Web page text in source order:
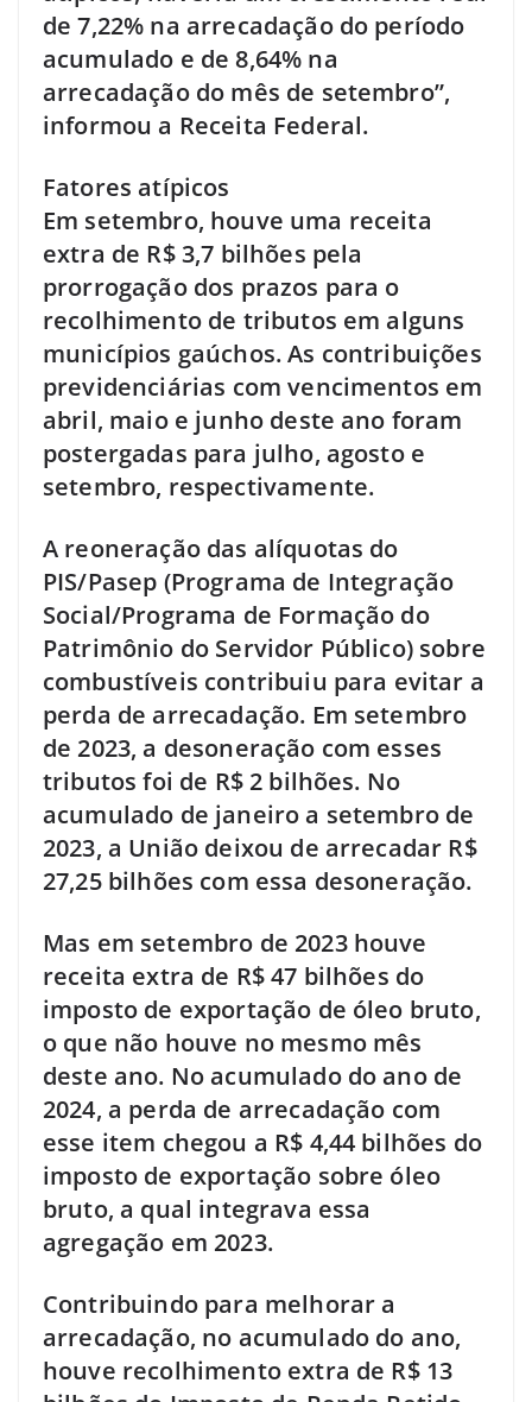
de 7,22% na arrecadação do período
acumulado e de 8,64% na
arrecadação do mês de setembro”,
informou a Receita Federal.
Fatores atípicos
Em setembro, houve uma receita
extra de R$ 3,7 bilhões pela
prorrogação dos prazos para o
recolhimento de tributos em alguns
municípios gaúchos. As contribuições
previdenciárias com vencimentos em
abril, maio e junho deste ano foram
postergadas para julho, agosto e
setembro, respectivamente.
A reoneração das alíquotas do
PIS/Pasep (Programa de Integração
Social/Programa de Formação do
Patrimônio do Servidor Público) sobre
combustíveis contribuiu para evitar a
perda de arrecadação. Em setembro
de 2023, a desoneração com esses
tributos foi de R$ 2 bilhões. No
acumulado de janeiro a setembro de
2023, a União deixou de arrecadar R$
27,25 bilhões com essa desoneração.
Mas em setembro de 2023 houve
receita extra de R$ 47 bilhões do
imposto de exportação de óleo bruto,
o que não houve no mesmo mês
deste ano. No acumulado do ano de
2024, a perda de arrecadação com
esse item chegou a R$ 4,44 bilhões do
imposto de exportação sobre óleo
bruto, a qual integrava essa
agregação em 2023.
Contribuindo para melhorar a
arrecadação, no acumulado do ano,
houve recolhimento extra de R$ 13